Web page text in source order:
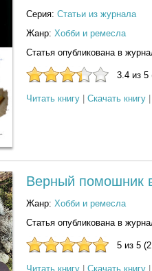
Серия: Статьи из журнала
Жанр: Хобби и ремесла
Статья опубликована в
3.4 из 5
Читать книгу Скачать книгу
Верный помошник
Жанр: Хобби и ремесла
Статья опубликована в
5 из 5
Читать книгу Скачать книгу